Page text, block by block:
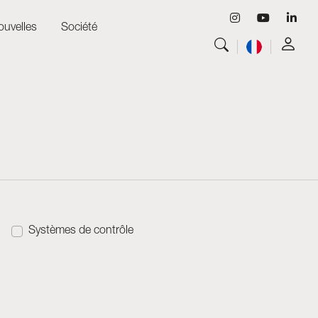
Société
Rail triphasé (230V)
Spots et Downlights
Systèmes de contrôle